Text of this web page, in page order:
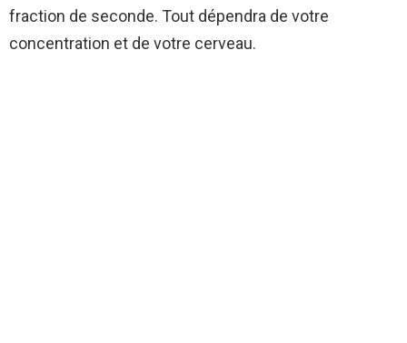
fraction de seconde. Tout dépendra de votre
concentration et de votre cerveau.